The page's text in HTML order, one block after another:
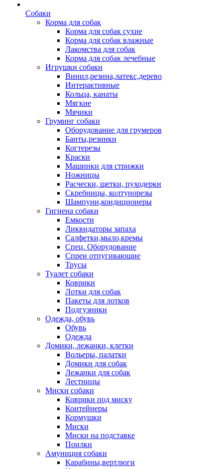
Собаки
Корма для собак
Корма для собак сухие
Корма для собак влажные
Лакомства для собак
Корма для собак лечебные
Игрушки собаки
Винил,резина,латекс,дерево
Интерактивные
Кольца, канаты
Мягкие
Мячики
Груминг собаки
Оборудование для грумеров
Банты,резинки
Когтерезы
Краски
Машинки для стрижки
Ножницы
Расчески, щетки, пуходерки
Скребницы, колтунорезы
Шампуни,кондиционеры
Гигиена собаки
Емкости
Ликвидаторы запаха
Салфетки,мыло,кремы
Спец. Оборудование
Спреи отпугивающие
Трусы
Туалет собаки
Коврики
Лотки для собак
Пакеты для лотков
Подгузники
Одежда, обувь
Обувь
Одежда
Домики, лежанки, клетки
Вольеры, палатки
Домики для собак
Лежанки для собак
Лестницы
Миски собаки
Коврики под миску
Контейнеры
Кормушки
Миски
Миски на подставке
Поилки
Амуниция собаки
Карабины,вертлюги